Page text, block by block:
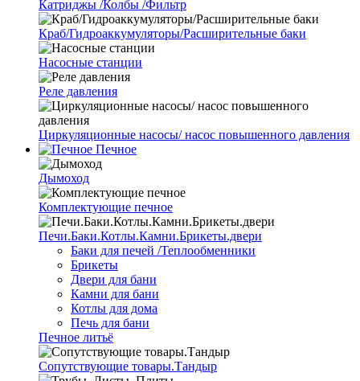
Катриджы /Колбы /Фильтр
Краб/Гидроаккумуляторы/Расширительные баки
Насосные станции
Реле давления
Циркуляционные насосы/ насос повышенного давления
Печное
Дымоход
Комплектующие печное
Печи.Баки.Котлы.Камни.Брикеты.двери
Баки для печей /Теплообменники
Брикеты
Двери для бани
Камни для бани
Котлы для дома
Печь для бани
Печное литьё
Сопутствующие товары.Тандыр